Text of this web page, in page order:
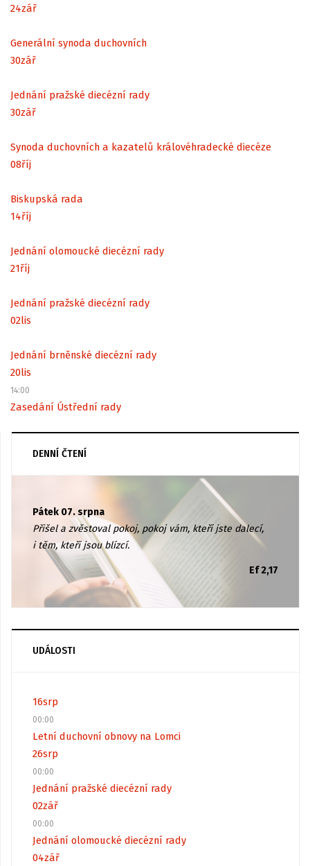
24zář
Generální synoda duchovních
30zář
Jednání pražské diecézní rady
30zář
Synoda duchovních a kazatelů královéhradecké diecéze
08říj
Biskupská rada
14říj
Jednání olomoucké diecézní rady
21říj
Jednání pražské diecézní rady
02lis
Jednání brněnské diecézní rady
20lis
14:00
Zasedání Ústřední rady
DENNÍ ČTENÍ
Pátek 07. srpna
Přišel a zvěstoval pokoj, pokoj vám, kteří jste dalecí,
i těm, kteří jsou blízcí.
Ef 2,17
UDÁLOSTI
16srp
00:00
Letní duchovní obnovy na Lomci
26srp
00:00
Jednání pražské diecézní rady
02zář
00:00
Jednání olomoucké diecézní rady
04zář